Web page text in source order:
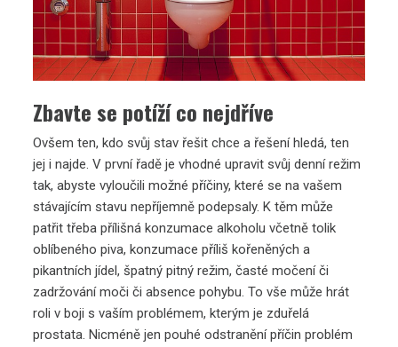
Zbavte se potíží co nejdříve
Ovšem ten, kdo svůj stav řešit chce a řešení hledá, ten
jej i najde. V první řadě je vhodné upravit svůj denní režim
tak, abyste vyloučili možné příčiny, které se na vašem
stávajícím stavu nepříjemně podepsaly. K těm může
patřit třeba přílišná konzumace alkoholu včetně tolik
oblíbeného piva, konzumace příliš kořeněných a
pikantních jídel, špatný pitný režim, časté močení či
zadržování moči či absence pohybu. To vše může hrát
roli v boji s vaším problémem, kterým je zduřelá
prostata. Nicméně jen pouhé odstranění příčin problém